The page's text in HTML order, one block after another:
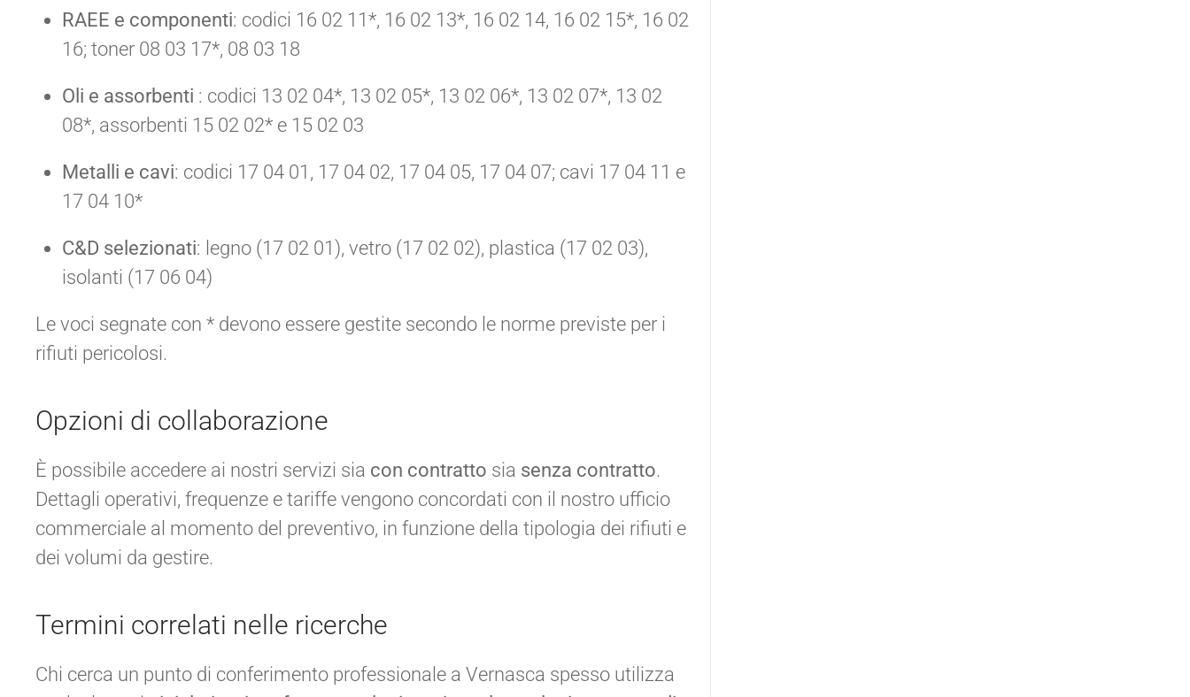
RAEE e componenti: codici 16 02 11*, 16 02 13*, 16 02 14, 16 02 15*, 16 02
16; toner 08 03 17*, 08 03 18
Oli e assorbenti : codici 13 02 04*, 13 02 05*, 13 02 06*, 13 02 07*, 13 02
08*, assorbenti 15 02 02* e 15 02 03
Metalli e cavi: codici 17 04 01, 17 04 02, 17 04 05, 17 04 07; cavi 17 04 11 e
17 04 10*
C&D selezionati: legno (17 02 01), vetro (17 02 02), plastica (17 02 03),
isolanti (17 06 04)
Le voci segnate con * devono essere gestite secondo le norme previste per i
rifiuti pericolosi.
Opzioni di collaborazione
È possibile accedere ai nostri servizi sia con contratto sia senza contratto.
Dettagli operativi, frequenze e tariffe vengono concordati con il nostro ufficio
commerciale al momento del preventivo, in funzione della tipologia dei rifiuti e
dei volumi da gestire.
Termini correlati nelle ricerche
Chi cerca un punto di conferimento professionale a Vernasca spesso utilizza